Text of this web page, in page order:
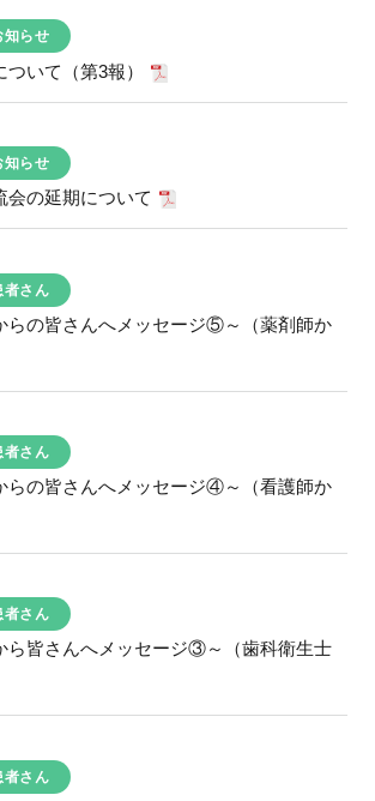
知らせ
いて（第3報）
知らせ
会の延期について
者さん
らの皆さんへメッセージ⑤～（薬剤師か
者さん
らの皆さんへメッセージ④～（看護師か
者さん
ら皆さんへメッセージ③～（歯科衛生士
者さん